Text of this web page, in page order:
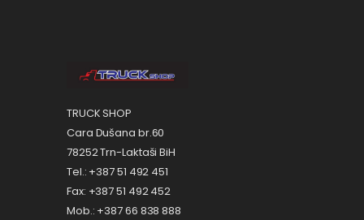
TRUCK SHOP
Cara Dušana br.60
78252 Trn-Laktaši BiH
Tel.: +387 51 492 451
Fax: +387 51 492 452
Mob.: +387 66 838 888